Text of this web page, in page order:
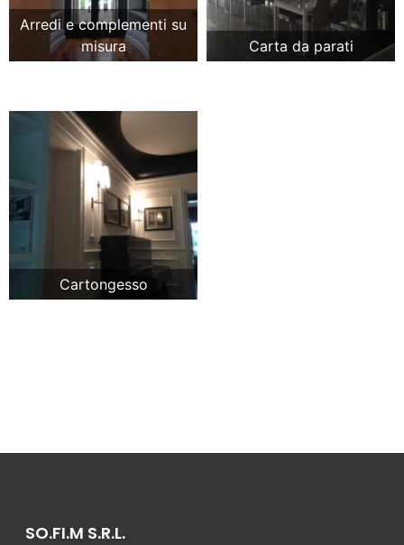
Arredi e complementi su
misura
Carta da parati
Cartongesso
SO.FI.M S.R.L.